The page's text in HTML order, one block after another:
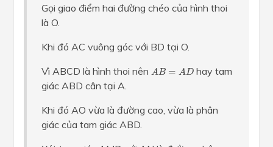
Gọi giao điểm hai đường chéo của hình thoi
là O.
Khi đó AC vuông góc với BD tại O.
Vì ABCD là hình thoi nên A B = A D
A B= D
hay tam
giác ABD cân tại A.
Khi đó AO vừa là đường cao, vừa là phân
giác của tam giác ABD.